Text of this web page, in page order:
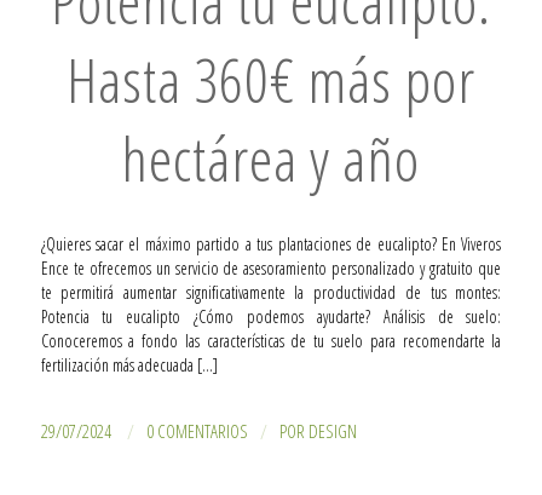
Hasta 360€ más por
hectárea y año
¿Quieres sacar el máximo partido a tus plantaciones de eucalipto? En Viveros
Ence te ofrecemos un servicio de asesoramiento personalizado y gratuito que
te permitirá aumentar significativamente la productividad de tus montes:
Potencia tu eucalipto ¿Cómo podemos ayudarte? Análisis de suelo:
Conoceremos a fondo las características de tu suelo para recomendarte la
fertilización más adecuada […]
29/07/2024 / 0 COMENTARIOS / POR DESIGN